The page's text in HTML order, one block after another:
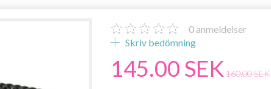
0 anmeldelser
Skriv bedömning
145.00 SEK 160.00 SEK